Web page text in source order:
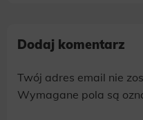
Dodaj komentarz
Twój adres email nie
Wymagane pola są
Alternative: